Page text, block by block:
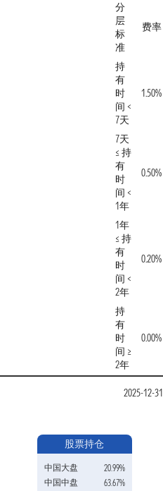
分
层
标
准
费率
持
有
时
间 <
7天
1.50%
7天
≤ 持
有
时
间 <
1年
0.50%
1年
≤ 持
有
时
间 <
2年
0.20%
持
有
时
间 ≥
2年
0.00%
2025-12-31
股票持仓
中国大盘
20.99%
中国中盘
63.67%